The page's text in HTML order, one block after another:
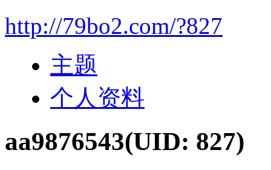
http://79bo2.com/?827
主题
个人资料
aa9876543(UID: 827)